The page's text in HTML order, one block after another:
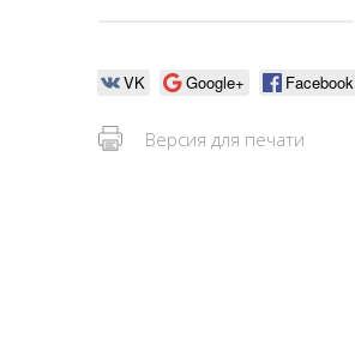
VK Google+ Facebook
Версия для печати